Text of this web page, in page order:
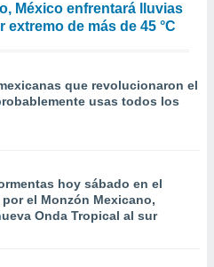
México enfrentará lluvias
de más de 45 °C
que revolucionaron el
usas todos los
hoy sábado en el
el Monzón Mexicano,
Onda Tropical al sur